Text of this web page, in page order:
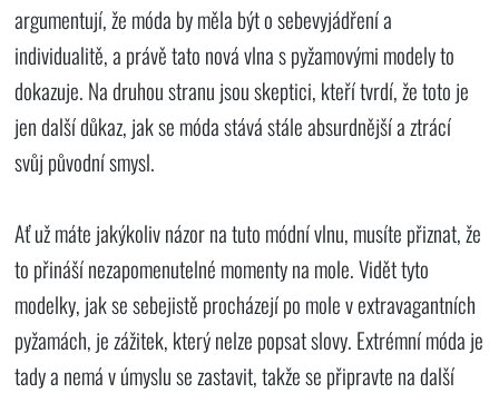
argumentují, že móda by měla být o sebevyjádření a
individualitě, a právě tato nová vlna s pyžamovými modely to
dokazuje. Na druhou stranu jsou skeptici, kteří tvrdí, že toto je
jen další důkaz, jak se móda stává stále absurdnější a ztrácí
svůj původní smysl.
Ať už máte jakýkoliv názor na tuto módní vlnu, musíte přiznat, že
to přináší nezapomenutelné momenty na mole. Vidět tyto
modelky, jak se sebejistě procházejí po mole v extravagantních
pyžamách, je zážitek, který nelze popsat slovy. Extrémní móda je
tady a nemá v úmyslu se zastavit, takže se připravte na další